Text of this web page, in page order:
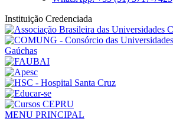
Instituição Credenciada
MENU PRINCIPAL